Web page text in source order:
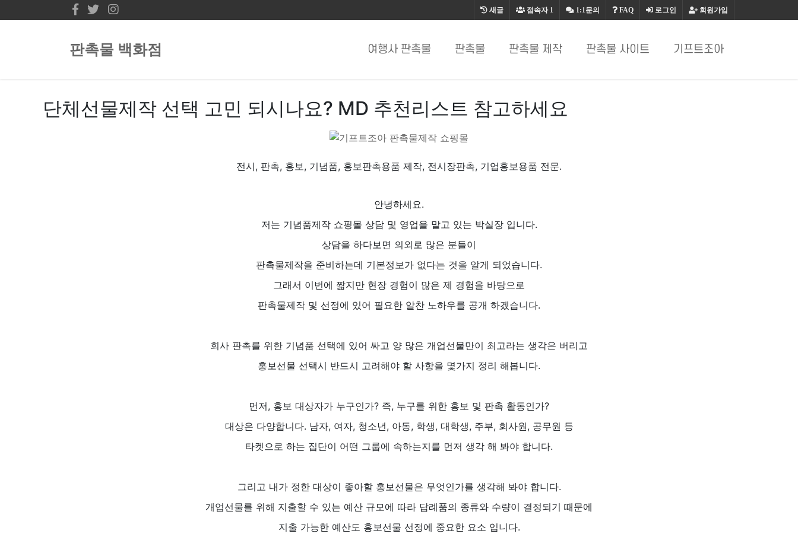
회원가입
로그인
FAQ
1:1문의
접속자1
새글
판촉물 백화점 여행사 판촉물 판촉물 판촉물 제작 판촉물 사이트 기프트조아
단체선물제작 선택 고민 되시나요? MD 추천리스트 참고하세요
전시, 판촉, 홍보, 기념품, 홍보판촉용품 제작, 전시장판촉, 기업홍보용품 전문.
안녕하세요.
저는 기념품제작 쇼핑몰 상담 및 영업을 맡고 있는 박실장 입니다.
상담을 하다보면 의외로 많은 분들이
판촉물제작을 준비하는데 기본정보가 없다는 것을 알게 되었습니다.
그래서 이번에 짧지만 현장 경험이 많은 제 경험을 바탕으로
판촉물제작 및 선정에 있어 필요한 알찬 노하우를 공개 하겠습니다.
회사 판촉를 위한 기념품 선택에 있어 싸고 양 많은 개업선물만이 최고라는 생각은 버리고
홍보선물 선택시 반드시 고려해야 할 사항을 몇가지 정리 해봅니다.
먼저, 홍보 대상자가 누구인가? 즉, 누구를 위한 홍보 및 판촉 활동인가?
대상은 다양합니다. 남자, 여자, 청소년, 아동, 학생, 대학생, 주부, 회사원, 공무원 등
타켓으로 하는 집단이 어떤 그룹에 속하는지를 먼저 생각 해 봐야 합니다.
그리고 내가 정한 대상이 좋아할 홍보선물은 무엇인가를 생각해 봐야 합니다.
개업선물를 위해 지출할 수 있는 예산 규모에 따라 답례품의 종류와 수량이 결정되기 때문에
지출 가능한 예산도 홍보선물 선정에 중요한 요소 입니다.